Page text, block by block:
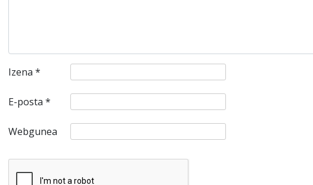
Izena *
E-posta *
Webgunea